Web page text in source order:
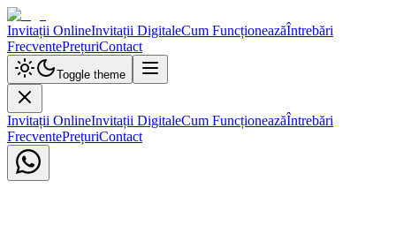
Invitații OnlineInvitații DigitaleCum FuncționeazăÎntrebări
FrecventePrețuriContact
Toggle theme
Invitații OnlineInvitații DigitaleCum FuncționeazăÎntrebări
FrecventePrețuriContact